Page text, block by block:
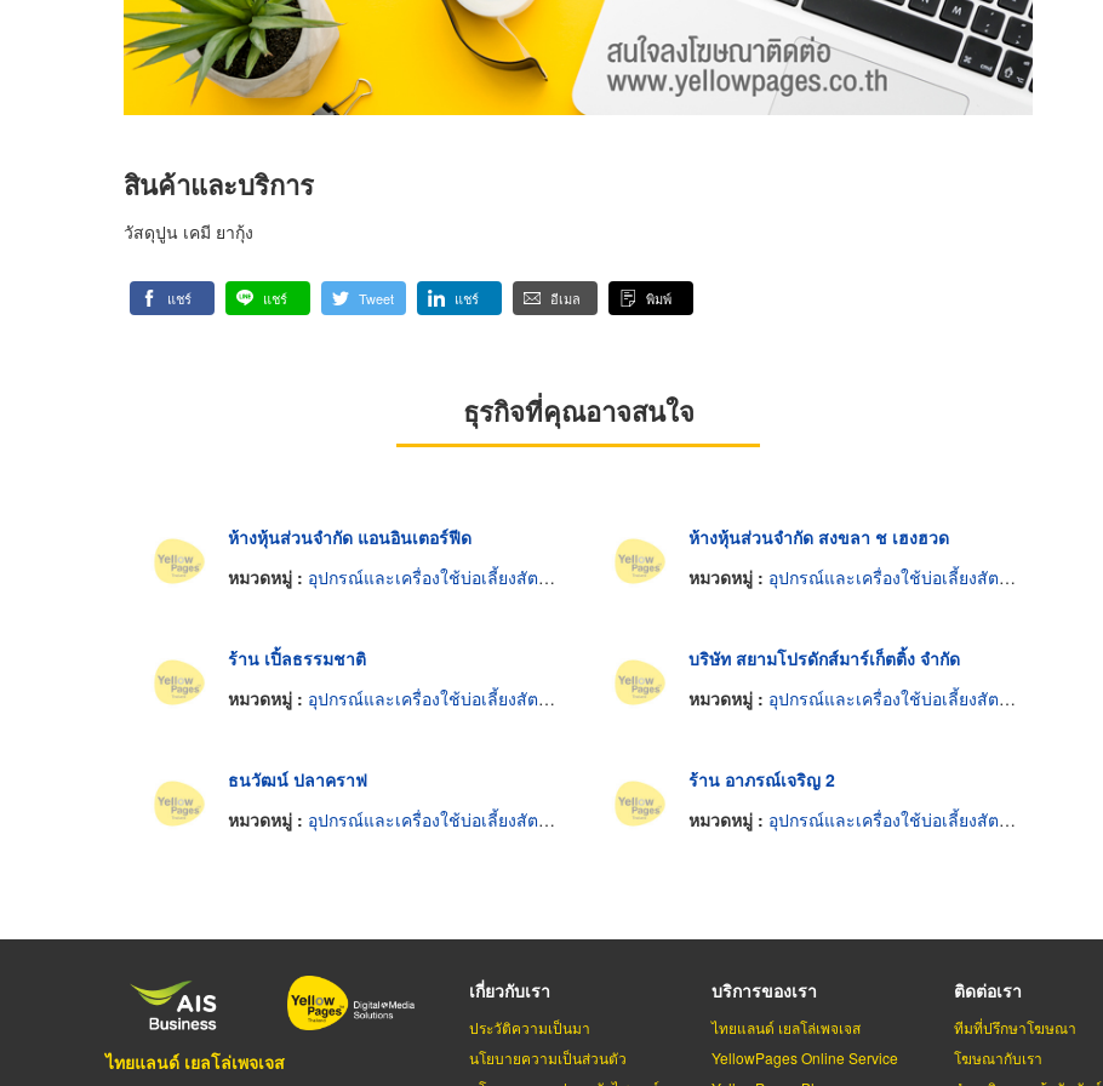
สินค้าและบริการ
วัสดุปูน เคมี ยากุ้ง
แชร์ แชร์ Tweet แชร์ อีเมล พิมพ์
ธุรกิจที่คุณอาจสนใจ
ห้างหุ้นส่วนจำกัด แอนอินเตอร์ฟีด
หมวดหมู่ : อุปกรณ์และเครื่องใช้บ่อเลี้ยงสัตว์น้ำ
ห้างหุ้นส่วนจำกัด สงขลา ช เฮงฮวด
หมวดหมู่ : อุปกรณ์และเครื่องใช้บ่อเลี้ยงสัตว์น้ำ
ร้าน เปิ้ลธรรมชาติ
หมวดหมู่ : อุปกรณ์และเครื่องใช้บ่อเลี้ยงสัตว์น้ำ
บริษัท สยามโปรดักส์มาร์เก็ตติ้ง จำกัด
หมวดหมู่ : อุปกรณ์และเครื่องใช้บ่อเลี้ยงสัตว์น้ำ
ธนวัฒน์ ปลาคราฟ
หมวดหมู่ : อุปกรณ์และเครื่องใช้บ่อเลี้ยงสัตว์น้ำ
ร้าน อาภรณ์เจริญ 2
หมวดหมู่ : อุปกรณ์และเครื่องใช้บ่อเลี้ยงสัตว์น้ำ
ไทยแลนด์ เยลโล่เพจเจส
เกี่ยวกับเรา
ประวัติความเป็นมา
นโยบายความเป็นส่วนตัว
บริการของเรา
ไทยแลนด์ เยลโล่เพจเจส
YellowPages Online Service
ติดต่อเรา
ทีมที่ปรึกษาโฆษณา
โฆษณากับเรา